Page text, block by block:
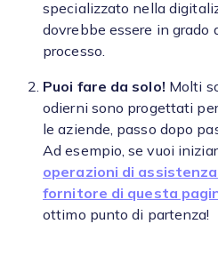
specializzato nella
dovrebbe essere in grado
processo.
Puoi fare da solo! Molti
odierni sono progettati
le aziende, passo dopo
Ad esempio, se vuoi
operazioni di
fornitore di questa
ottimo punto di partenza!